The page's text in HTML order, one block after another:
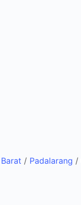
/ Padalarang /